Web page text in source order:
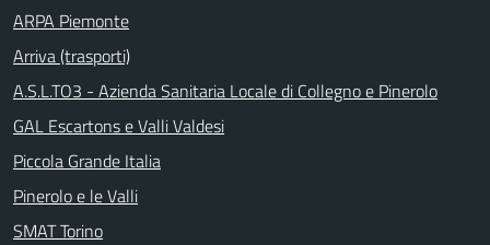
ARPA Piemonte
Arriva (trasporti)
A.S.L.TO3 - Azienda Sanitaria Locale di Collegno e Pinerolo
GAL Escartons e Valli Valdesi
Piccola Grande Italia
Pinerolo e le Valli
SMAT Torino